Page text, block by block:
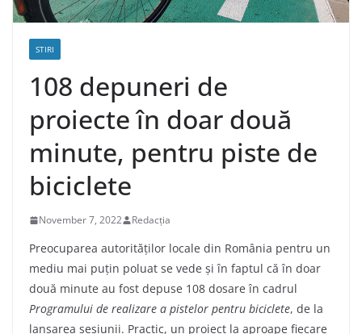
STIRI
108 depuneri de
proiecte în doar două
minute, pentru piste de
biciclete
November 7, 2022 Redacția
Preocuparea autorităților locale din România pentru un
mediu mai puțin poluat se vede și în faptul că în doar
două minute au fost depuse 108 dosare în cadrul
Programului de realizare a pistelor pentru biciclete, de la
lansarea sesiunii. Practic, un proiect la aproape fiecare